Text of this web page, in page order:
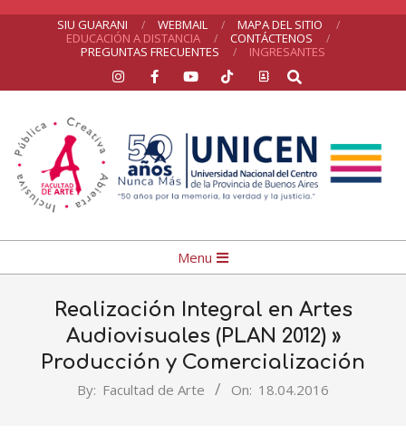
SIU GUARANI WEBMAIL
MAPA DEL SITIO
EDUCACIÓN A DISTANCIA
CONTÁCTENOS
PREGUNTAS FRECUENTES
INGRESANTES
Search
UNICEN
Navigation
Menu
Realización Integral en Artes
Audiovisuales (PLAN 2012) »
Producción y Comercialización
By: Facultad de Arte On: 18.04.2016